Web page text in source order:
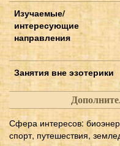
Изучаемые/
интересующие
направления
Занятия вне эзотерики
Сфера интересов:
спорт, путешествия,